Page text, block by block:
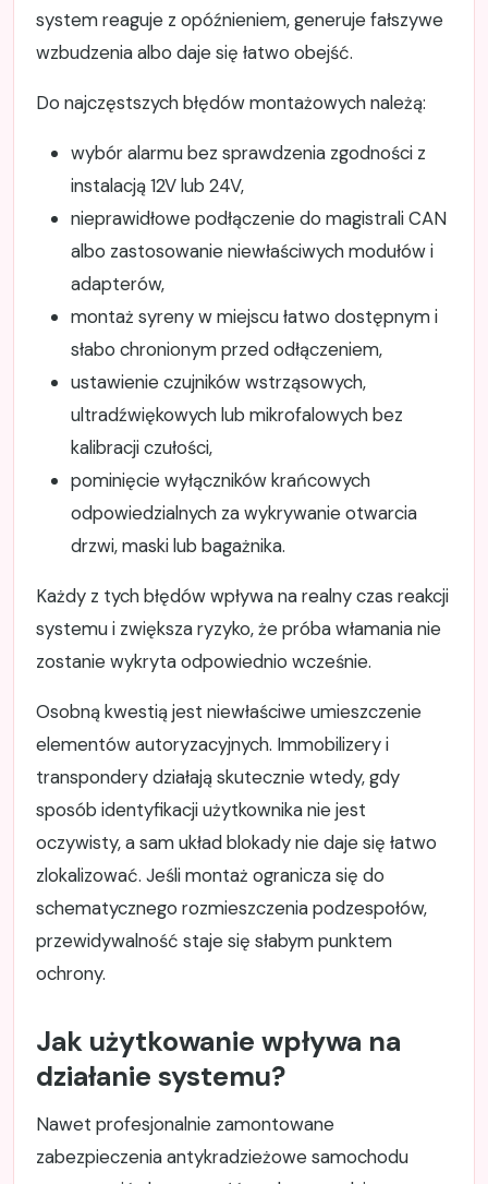
system reaguje z opóźnieniem, generuje fałszywe
wzbudzenia albo daje się łatwo obejść.
Do najczęstszych błędów montażowych należą:
wybór alarmu bez sprawdzenia zgodności z
instalacją 12V lub 24V,
nieprawidłowe podłączenie do magistrali CAN
albo zastosowanie niewłaściwych modułów i
adapterów,
montaż syreny w miejscu łatwo dostępnym i
słabo chronionym przed odłączeniem,
ustawienie czujników wstrząsowych,
ultradźwiękowych lub mikrofalowych bez
kalibracji czułości,
pominięcie wyłączników krańcowych
odpowiedzialnych za wykrywanie otwarcia
drzwi, maski lub bagażnika.
Każdy z tych błędów wpływa na realny czas reakcji
systemu i zwiększa ryzyko, że próba włamania nie
zostanie wykryta odpowiednio wcześnie.
Osobną kwestią jest niewłaściwe umieszczenie
elementów autoryzacyjnych. Immobilizery i
transpondery działają skutecznie wtedy, gdy
sposób identyfikacji użytkownika nie jest
oczywisty, a sam układ blokady nie daje się łatwo
zlokalizować. Jeśli montaż ogranicza się do
schematycznego rozmieszczenia podzespołów,
przewidywalność staje się słabym punktem
ochrony.
Jak użytkowanie wpływa na
działanie systemu?
Nawet profesjonalnie zamontowane
zabezpieczenia antykradzieżowe samochodu